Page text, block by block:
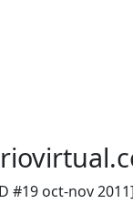
#19 oct-nov 2011]